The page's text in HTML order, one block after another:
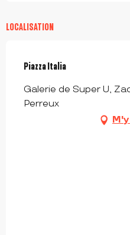
LOCALISATION
Piazza Italia
Galerie de Super U,
Perreux